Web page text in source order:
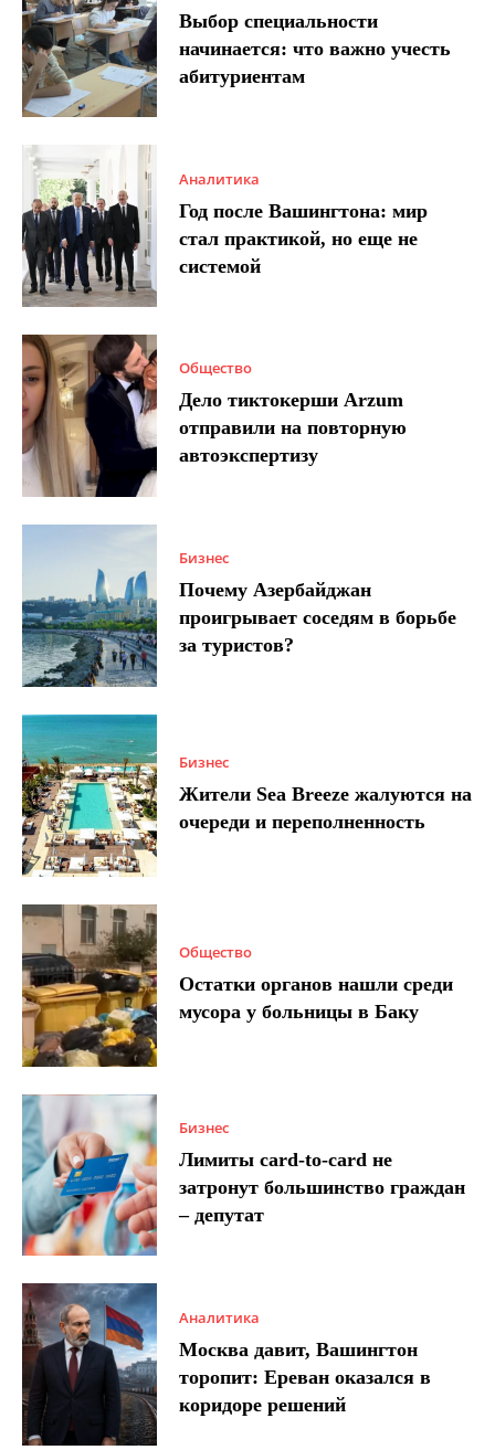
Выбор специальности
начинается: что важно учесть
абитуриентам
Аналитика
Год после Вашингтона: мир
стал практикой, но еще не
системой
Общество
Дело тиктокерши Arzum
отправили на повторную
автоэкспертизу
Бизнес
Почему Азербайджан
проигрывает соседям в борьбе
за туристов?
Бизнес
Жители Sea Breeze жалуются на
очереди и переполненность
Общество
Остатки органов нашли среди
мусора у больницы в Баку
Бизнес
Лимиты card-to-card не
затронут большинство граждан
– депутат
Аналитика
Москва давит, Вашингтон
торопит: Ереван оказался в
коридоре решений